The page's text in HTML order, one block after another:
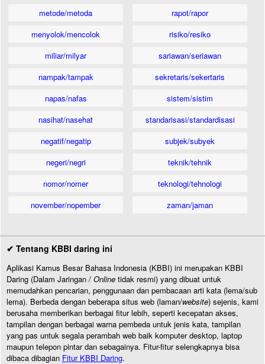
metode/metoda
menyolok/mencolok
miliar/milyar
nampak/tampak
napas/nafas
nasihat/nasehat
negatif/negatip
negeri/negri
nomor/nomer
november/nopember
rapot/rapor
risiko/resiko
sariawan/seriawan
sekretaris/sekertaris
sistem/sistim
standarisasi/standardisasi
subjek/subyek
teknik/tehnik
teknologi/tehnologi
zaman/jaman
✔ Tentang KBBI daring ini
Aplikasi Kamus Besar Bahasa Indonesia (KBBI) ini merupakan KBBI
Daring (Dalam Jaringan / Online tidak resmi) yang dibuat untuk
memudahkan pencarian, penggunaan dan pembacaan arti kata (lema/sub
lema). Berbeda dengan beberapa situs web (laman/website) sejenis, kami
berusaha memberikan berbagai fitur lebih, seperti kecepatan akses,
tampilan dengan berbagai warna pembeda untuk jenis kata, tampilan
yang pas untuk segala perambah web baik komputer desktop, laptop
maupun telepon pintar dan sebagainya. Fitur-fitur selengkapnya bisa
dibaca dibagian Fitur KBBI Daring.